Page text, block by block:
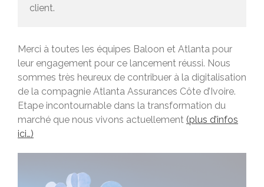
client.
Merci à toutes les équipes Baloon et Atlanta pour
leur engagement pour ce lancement réussi. Nous
sommes très heureux de contribuer à la digitalisation
de la compagnie Atlanta Assurances Côte d’Ivoire.
Etape incontournable dans la transformation du
marché que nous vivons actuellement (plus d’infos
ici…)